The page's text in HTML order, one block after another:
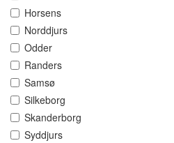
Horsens
Norddjurs
Odder
Randers
Samsø
Silkeborg
Skanderborg
Syddjurs